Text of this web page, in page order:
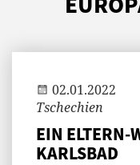
02.01.2022
Tschechien
EIN ELTERN-
KARLSBAD